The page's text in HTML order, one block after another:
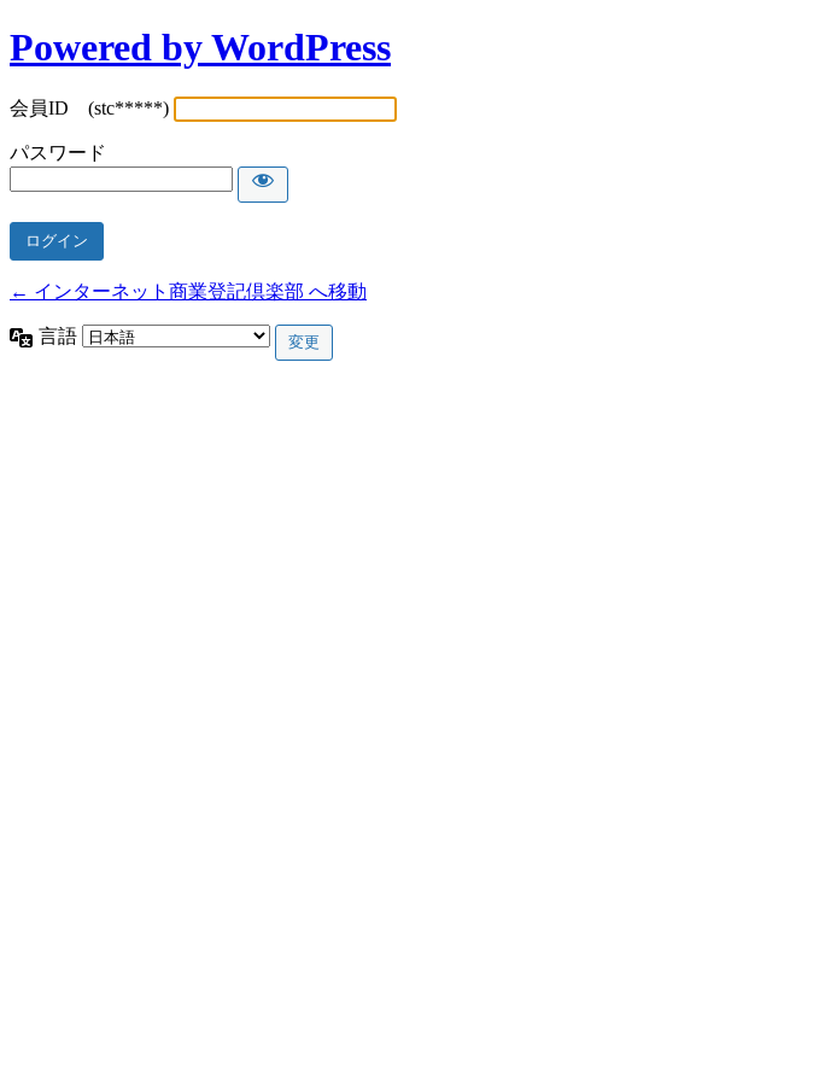
Powered by WordPress
会員ID (stc*****)
パスワード
← インターネット商業登記倶楽部 へ移動
言語